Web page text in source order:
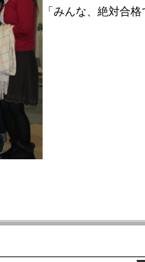
「みんな、絶対合格